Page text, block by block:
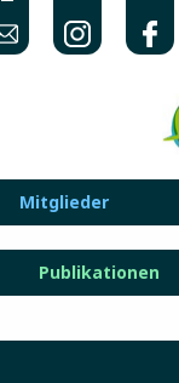
Mitglieder
Publikationen